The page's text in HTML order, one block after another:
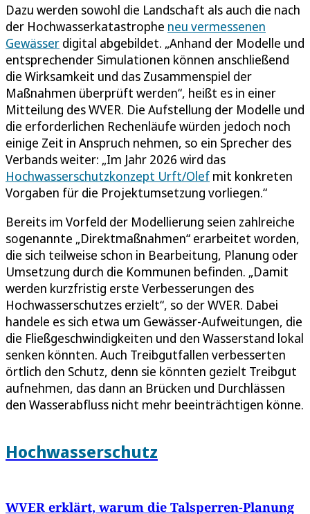
Dazu werden sowohl die Landschaft als auch die nach
der Hochwasserkatastrophe neu vermessenen
Gewässer digital abgebildet. „Anhand der Modelle und
entsprechender Simulationen können anschließend
die Wirksamkeit und das Zusammenspiel der
Maßnahmen überprüft werden“, heißt es in einer
Mitteilung des WVER. Die Aufstellung der Modelle und
die erforderlichen Rechenläufe würden jedoch noch
einige Zeit in Anspruch nehmen, so ein Sprecher des
Verbands weiter: „Im Jahr 2026 wird das
Hochwasserschutzkonzept Urft/Olef mit konkreten
Vorgaben für die Projektumsetzung vorliegen.“
Bereits im Vorfeld der Modellierung seien zahlreiche
sogenannte „Direktmaßnahmen“ erarbeitet worden,
die sich teilweise schon in Bearbeitung, Planung oder
Umsetzung durch die Kommunen befinden. „Damit
werden kurzfristig erste Verbesserungen des
Hochwasserschutzes erzielt“, so der WVER. Dabei
handele es sich etwa um Gewässer-Aufweitungen, die
die Fließgeschwindigkeiten und den Wasserstand lokal
senken könnten. Auch Treibgutfallen verbesserten
örtlich den Schutz, denn sie könnten gezielt Treibgut
aufnehmen, das dann an Brücken und Durchlässen
den Wasserabfluss nicht mehr beeinträchtigen könne.
Hochwasserschutz
WVER erklärt, warum die Talsperren-Planung